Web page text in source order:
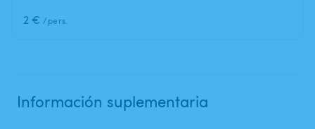
2 € /pers.
Información suplementaria